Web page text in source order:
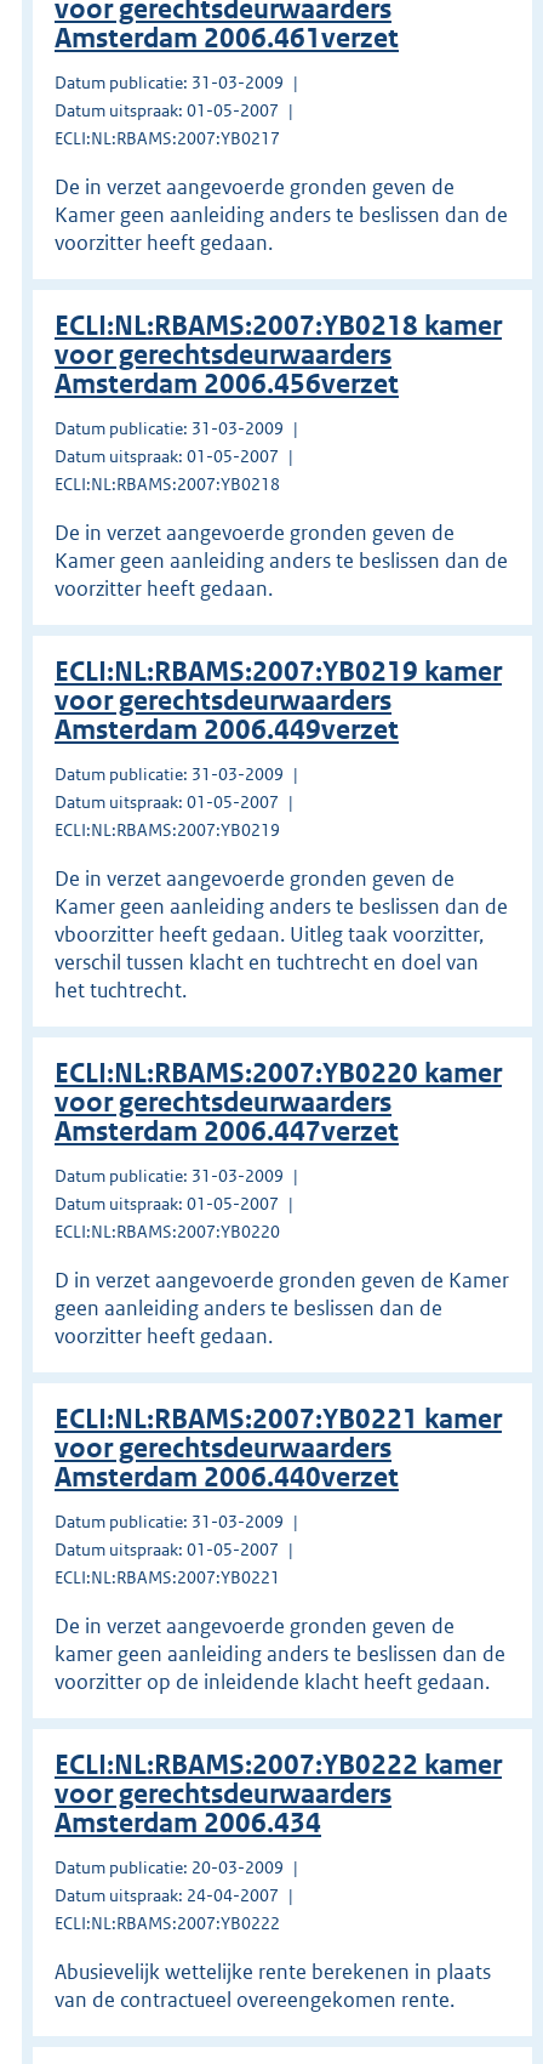
voor gerechtsdeurwaarders
Amsterdam 2006.461verzet
Datum publicatie: 31-03-2009
Datum uitspraak: 01-05-2007
ECLI:NL:RBAMS:2007:YB0217
De in verzet aangevoerde gronden geven de
Kamer geen aanleiding anders te beslissen dan de
voorzitter heeft gedaan.
ECLI:NL:RBAMS:2007:YB0218 kamer
voor gerechtsdeurwaarders
Amsterdam 2006.456verzet
Datum publicatie: 31-03-2009
Datum uitspraak: 01-05-2007
ECLI:NL:RBAMS:2007:YB0218
De in verzet aangevoerde gronden geven de
Kamer geen aanleiding anders te beslissen dan de
voorzitter heeft gedaan.
ECLI:NL:RBAMS:2007:YB0219 kamer
voor gerechtsdeurwaarders
Amsterdam 2006.449verzet
Datum publicatie: 31-03-2009
Datum uitspraak: 01-05-2007
ECLI:NL:RBAMS:2007:YB0219
De in verzet aangevoerde gronden geven de
Kamer geen aanleiding anders te beslissen dan de
vboorzitter heeft gedaan. Uitleg taak voorzitter,
verschil tussen klacht en tuchtrecht en doel van
het tuchtrecht.
ECLI:NL:RBAMS:2007:YB0220 kamer
voor gerechtsdeurwaarders
Amsterdam 2006.447verzet
Datum publicatie: 31-03-2009
Datum uitspraak: 01-05-2007
ECLI:NL:RBAMS:2007:YB0220
D in verzet aangevoerde gronden geven de Kamer
geen aanleiding anders te beslissen dan de
voorzitter heeft gedaan.
ECLI:NL:RBAMS:2007:YB0221 kamer
voor gerechtsdeurwaarders
Amsterdam 2006.440verzet
Datum publicatie: 31-03-2009
Datum uitspraak: 01-05-2007
ECLI:NL:RBAMS:2007:YB0221
De in verzet aangevoerde gronden geven de
kamer geen aanleiding anders te beslissen dan de
voorzitter op de inleidende klacht heeft gedaan.
ECLI:NL:RBAMS:2007:YB0222 kamer
voor gerechtsdeurwaarders
Amsterdam 2006.434
Datum publicatie: 20-03-2009
Datum uitspraak: 24-04-2007
ECLI:NL:RBAMS:2007:YB0222
Abusievelijk wettelijke rente berekenen in plaats
van de contractueel overeengekomen rente.